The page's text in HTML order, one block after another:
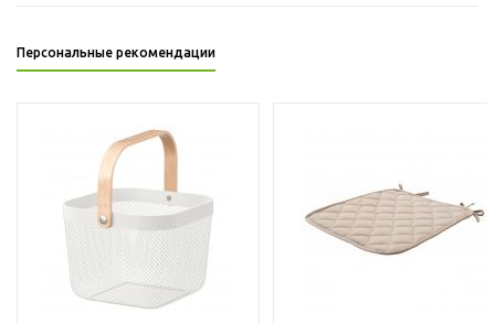
Персональные рекомендации